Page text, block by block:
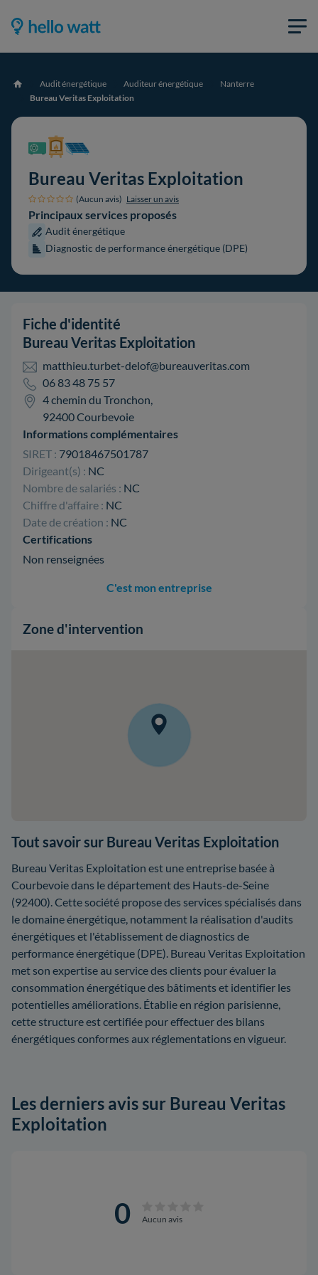
Accueil Audit énergétique Auditeur énergétique
Nanterre
Bureau Veritas Exploitation
Bureau Veritas Exploitation
(Aucun avis) Laisser un avis
Principaux services proposés
Audit énergétique
Diagnostic de performance énergétique (DPE)
Fiche d'identité
Bureau Veritas Exploitation
matthieu.turbet-delof@bureauveritas.com
06 83 48 75 57
4 chemin du Tronchon,
92400 Courbevoie
Informations complémentaires
SIRET : 79018467501787
Dirigeant(s) : NC
Nombre de salariés : NC
Chiffre d'affaire : NC
Date de création : NC
Certifications
Non renseignées
C'est mon entreprise
Zone d'intervention
Tout savoir sur Bureau Veritas Exploitation
Bureau Veritas Exploitation est une entreprise basée à
Courbevoie dans le département des Hauts-de-Seine
(92400). Cette société propose des services spécialisés dans
le domaine énergétique, notamment la réalisation d'audits
énergétiques et l'établissement de diagnostics de
performance énergétique (DPE). Bureau Veritas Exploitation
met son expertise au service des clients pour évaluer la
consommation énergétique des bâtiments et identifier les
potentielles améliorations. Établie en région parisienne,
cette structure est certifiée pour effectuer des bilans
énergétiques conformes aux réglementations en vigueur.
Les derniers avis sur Bureau Veritas
Exploitation
0 Aucun avis